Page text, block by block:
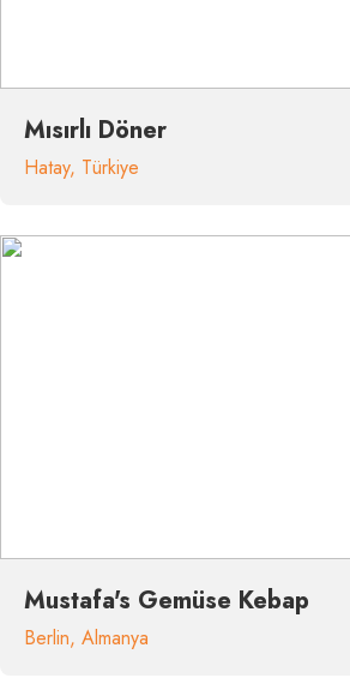
Mısırlı Döner
Hatay, Türkiye
Mustafa's Gemüse Kebap
Berlin, Almanya